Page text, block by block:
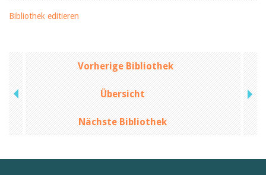
Bibliothek editieren
Vorherige Bibliothek
Übersicht
Nächste Bibliothek